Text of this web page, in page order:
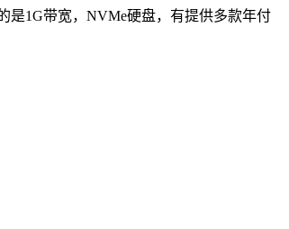
是1G带宽，NVMe硬盘，有提供多款年付